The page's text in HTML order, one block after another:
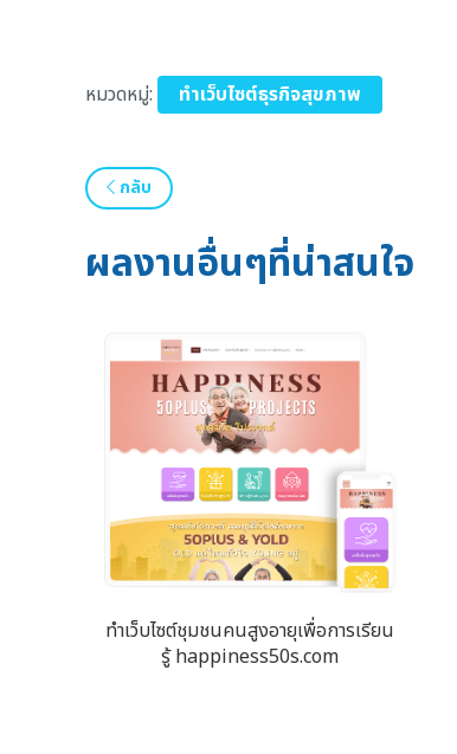
หมวดหมู่: ทำเว็บไซต์ธุรกิจสุขภาพ
กลับ
ผลงานอื่นๆที่น่าสนใจ
ทำเว็บไซต์ชุมชนคนสูงอายุเพื่อการเรียน
รู้ happiness50s.com